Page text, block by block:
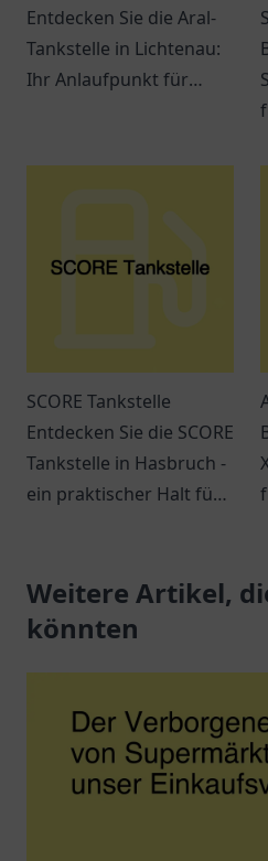
Entdecken Sie die Aral-
Tankstelle in Lichtenau:
Ihr Anlaufpunkt für
Verschnaufpausen auf
SCORE Tankstelle
Entdecken Sie die SCORE
Tankstelle in Hasbruch -
ein praktischer Halt für
Weitere Artikel,
könnten